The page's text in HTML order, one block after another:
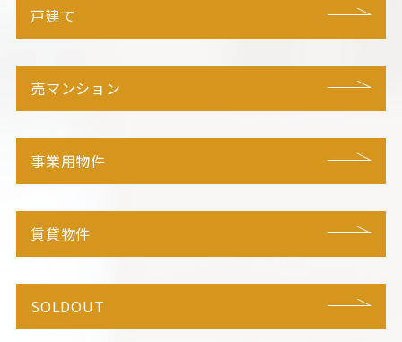
戸建て
売マンション
事業用物件
賃貸物件
SOLDOUT